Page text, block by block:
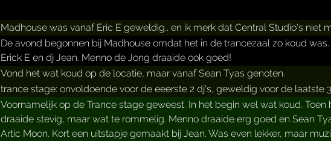
Madhouse was vanaf Eric E geweldig.. en ik merk dat Central Studio's niet
De avond begonnen bij Madhouse omdat het in de trancezaal zo koud
Erick E en dj Jean. Menno de Jong draaide ook goed!
Vond het wat koud op de locatie, maar vanaf Sean Tyas genoten.
trance stage: onvoldoende voor de eeerste 2 dj's, geweldig voor de laatste
Voornamelijk op de Trance stage geweest. In het begin wel wat koud.
draaide stevig, maar wat te rommelig. Menno draaide erg goed en Sean
Artic Moon. Kort een uitstapje gemaakt bij Jean. Was even lekker, maar